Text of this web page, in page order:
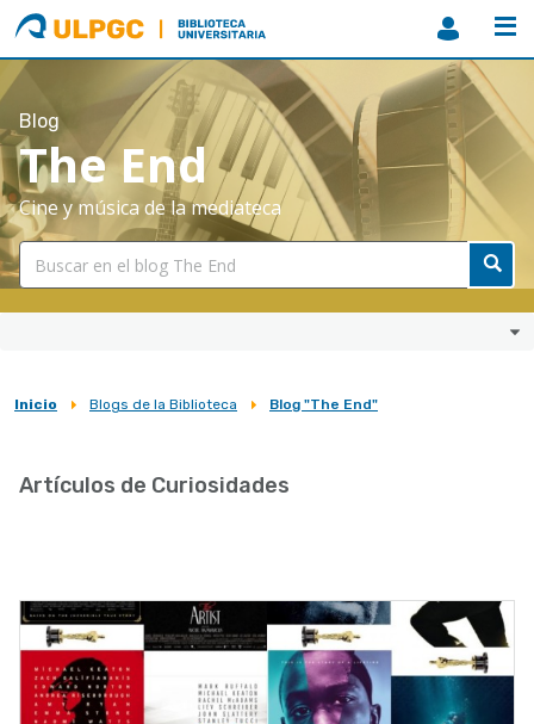
ULPGC
Biblioteca
ULPGC
Blog
The End
Cine y música de la mediateca
Sobrescribir
de
la
navegación
Inicio Blogs de la Biblioteca Blog "The End"
Artículos de Curiosidades